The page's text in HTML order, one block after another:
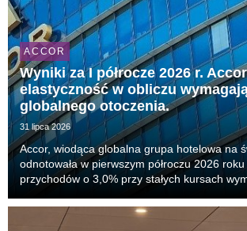
ACCOR
Wyniki za I półrocze 2026 r.
elastyczność w obliczu
globalnego otoczenia.
31 lipca 2026
Accor, wiodąca globalna grupa hotelowa na
odnotowała w pierwszym półroczu 2026
przychodów o 3,0% przy stałych kursach
wskaźnika EBITDA o 6,5%. Kluczowy
(przychód na...